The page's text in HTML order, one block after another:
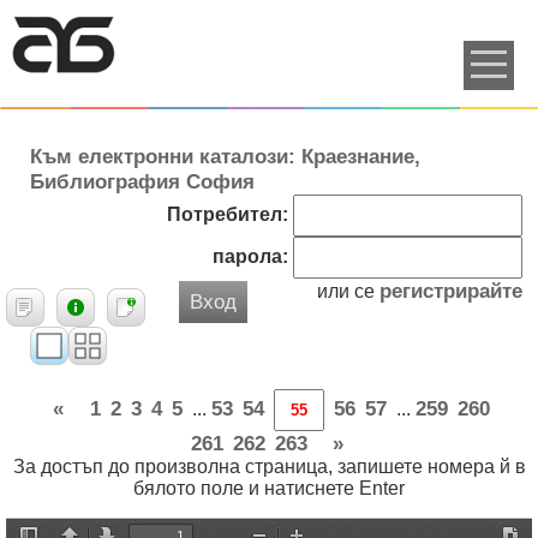
Към електронни каталози: Краезнание,
Библиография София
Потребител:
парола:
Вход или се регистрирайте
« 1 2 3 4 5 ... 53 54 56 57 ... 259 260
261 262 263 »
За достъп до произволна страница, запишете номера й в
бялото поле и натиснете Enter